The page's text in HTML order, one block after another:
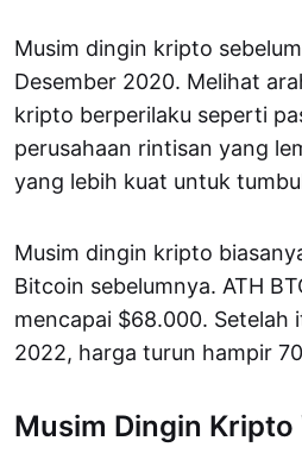
Musim dingin kripto
Desember 2020. Melihat
kripto berperilaku seperti
perusahaan rintisan yang
yang lebih kuat untuk
Musim dingin kripto
Bitcoin sebelumnya. ATH
mencapai $68.000. Setelah
2022, harga turun hampir
Musim Dingin Kripto